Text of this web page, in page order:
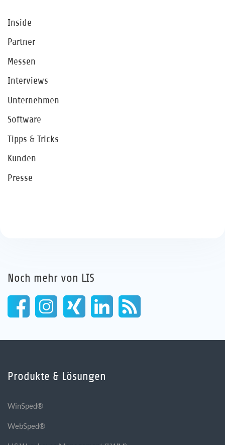
Inside
Partner
Messen
Interviews
Unternehmen
Software
Tipps & Tricks
Kunden
Presse
Noch mehr von LIS
Produkte & Lösungen
WinSped®
WebSped®